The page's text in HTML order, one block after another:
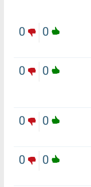
0
0
0
0
0
0
0
0